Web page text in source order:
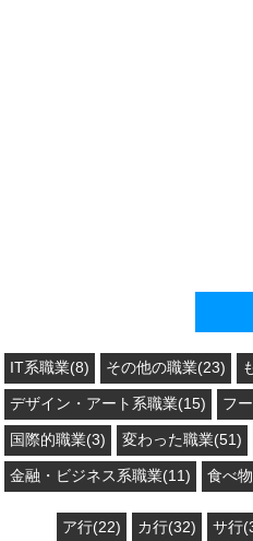
IT系職業(8) その他の職業(23)
デザイン・アート系職業(15) フ
国際的職業(3) 変わった職業(51)
金融・ビジネス系職業(11) 食べ
ア行(22) カ行(32) サ行